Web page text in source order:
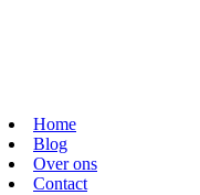
Home
Blog
Over ons
Contact